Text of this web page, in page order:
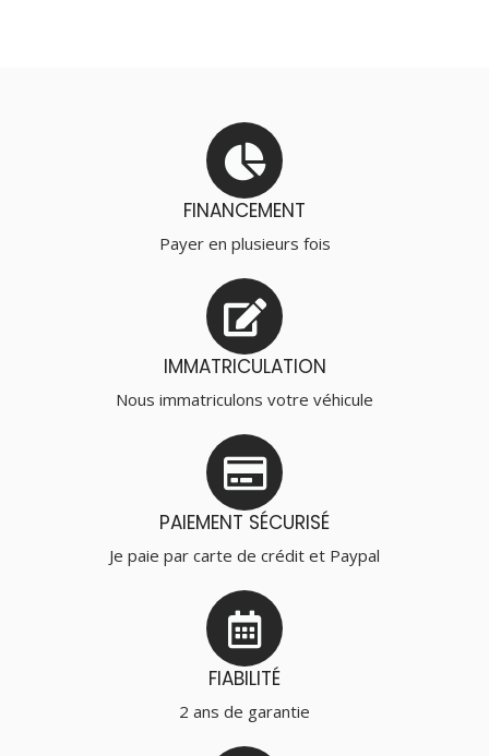
FINANCEMENT
Payer en plusieurs fois
IMMATRICULATION
Nous immatriculons votre véhicule
PAIEMENT SÉCURISÉ
Je paie par carte de crédit et Paypal
FIABILITÉ
2 ans de garantie